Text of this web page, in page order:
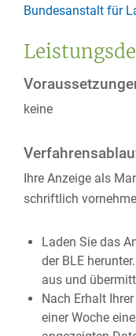
Bundesanstalt für
keine
Ihre Anzeige als
schriftlich
Laden Sie das
der BLE
aus und
Nach Erhalt
einer Woche